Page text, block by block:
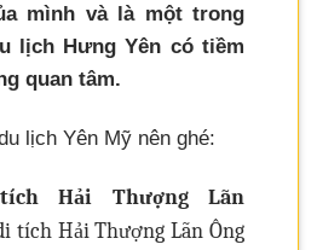
mình và là một trong
lịch Hưng Yên có tiềm
quan tâm.
lịch Yên Mỹ nên ghé:
Hải Thượng Lãn
tích Hải Thượng Lãn Ông